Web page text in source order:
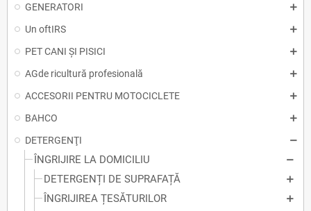
GENERATORI
Un oftIRS
PET CANI ȘI PISICI
AGde ricultură profesională
ACCESORII PENTRU MOTOCICLETE
BAHCO
DETERGENŢI
ÎNGRIJIRE LA DOMICILIU
DETERGENȚI DE SUPRAFAȚĂ
ÎNGRIJIREA ȚESĂTURILOR